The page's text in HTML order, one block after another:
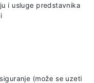
i usluge predstavnika
(može se uzeti